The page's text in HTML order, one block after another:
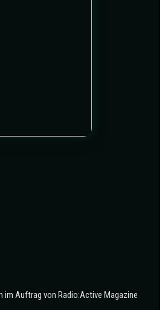
im Auftrag von Radio:Active Magazine